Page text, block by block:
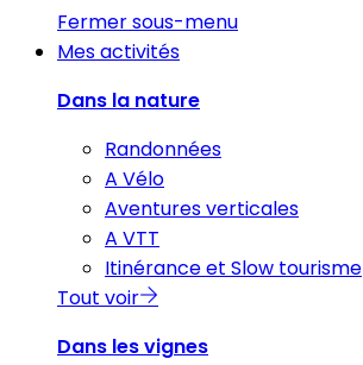
Fermer sous-menu
Mes activités
Dans la nature
Randonnées
A Vélo
Aventures verticales
A VTT
Itinérance et Slow tourisme
Tout voir
Dans les vignes